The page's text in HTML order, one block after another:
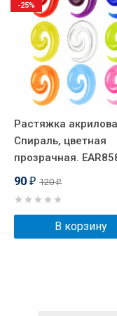
Растяжка
Спираль, цветная
прозрачная.
90 ₽ 120₽
В корзину
-25%